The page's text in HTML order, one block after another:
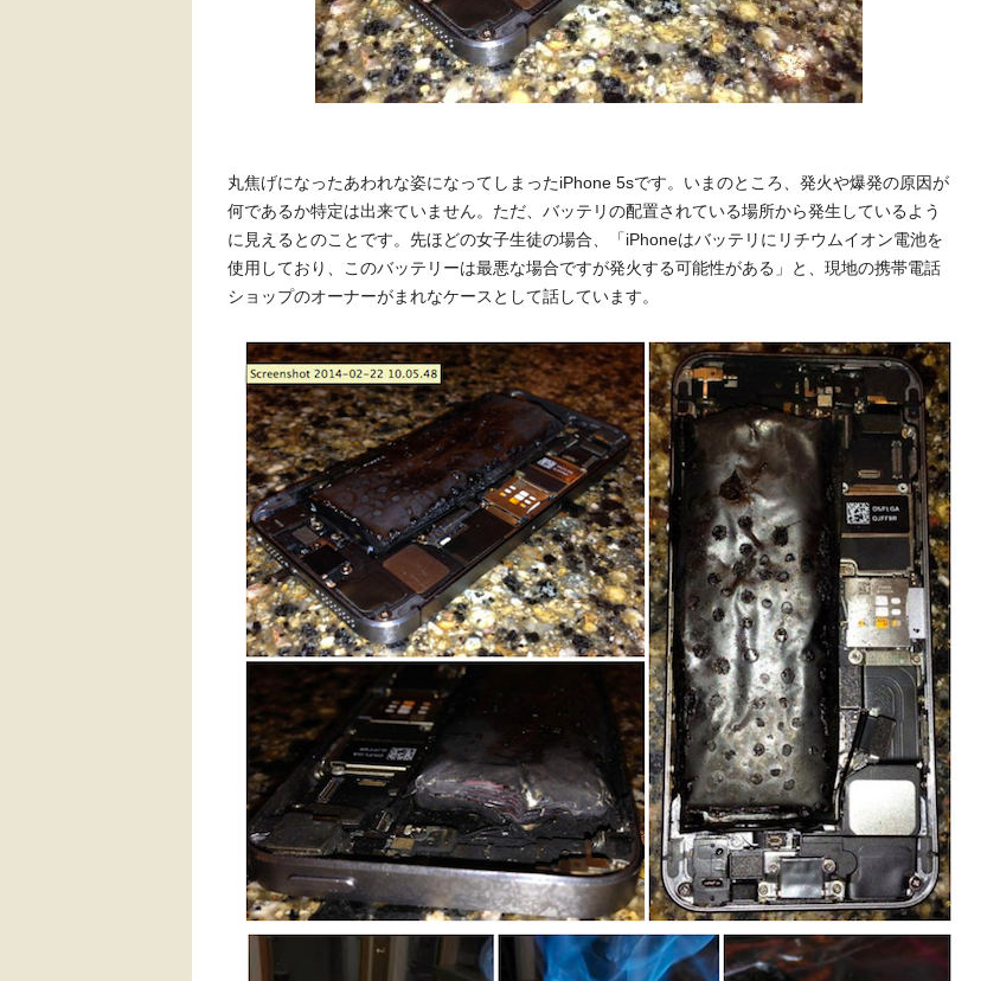
丸焦げになったあわれな姿になってしまったiPhone 5sです。いまのところ、発火や爆発の原因が
何であるか特定は出来ていません。ただ、バッテリの配置されている場所から発生しているよう
に見えるとのことです。先ほどの女子生徒の場合、「iPhoneはバッテリにリチウムイオン電池を
使用しており、このバッテリーは最悪な場合ですが発火する可能性がある」と、現地の携帯電話
ショップのオーナーがまれなケースとして話しています。